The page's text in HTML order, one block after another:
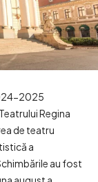
2025
Regina
de teatru
a
au fost